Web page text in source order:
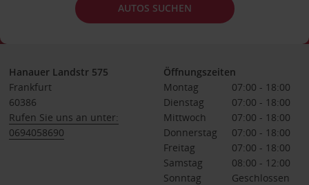
AUTOS SUCHEN
Hanauer Landstr 575
Frankfurt
60386
Rufen Sie uns an unter:
0694058690
Öffnungszeiten
Montag
07:00 - 18:00
Dienstag
07:00 - 18:00
Mittwoch
07:00 - 18:00
Donnerstag
07:00 - 18:00
Freitag
07:00 - 18:00
Samstag
08:00 - 12:00
Sonntag
Geschlossen